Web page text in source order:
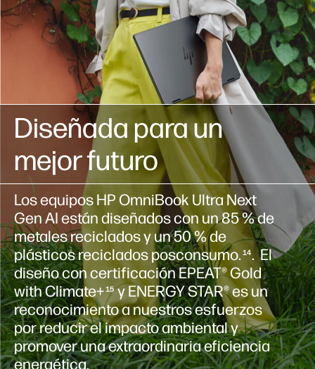
Diseñada para un
mejor futuro
Los equipos HP OmniBook Ultra Next
Gen AI están diseñados con un 85 % de
metales reciclados y un 50 % de
plásticos reciclados posconsumo. 14. El
diseño con certificación EPEAT® Gold
with Climate+15y ENERGY STAR® es un
reconocimiento a nuestros esfuerzos
por reducir el impacto ambiental y
promover una extraordinaria eficiencia
energética. ​